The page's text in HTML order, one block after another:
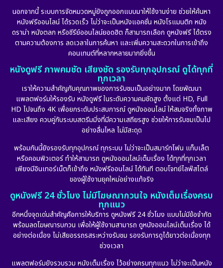
นอกจากนี้ ระบบการจัดหมวดหมู่ยังถูกออกแบบมาให้ใช้งานง่าย ช่วยให้ค้นหา
หนังฟรีออนไลน์ ได้รวดเร็ว ไม่ว่าจะเป็นหนังแอคชั่น หนังโรแมนติก หนัง
ดราม่า หนังตลก หรือซีรีย์ออนไลน์ยอดฮิต ก็สามารถเลือก ดูหนังฟรี ได้ตรง
ตามความต้องการ ลดเวลาในการค้นหา และเพิ่มความสะดวกในการเข้าถึง
คอนเทนต์ที่หลากหลายมากยิ่งขึ้น
หนังดูฟรี ภาพคมชัด เสียงชัด รองรับทุกอุปกรณ์ ดูได้ทุกที่
ทุกเวลา
เราให้ความสำคัญกับคุณภาพของการรับชมเป็นอย่างมาก โดยพัฒนา
แพลตฟอร์มให้รองรับ หนังดูฟรี ในระดับความคมชัดสูง ตั้งแต่ HD, Full
HD ไปจนถึง 4K เพื่อยกระดับประสบการณ์ ดูหนังออนไลน์ ให้สมจริงทั้งภาพ
และเสียง ควบคู่กับระบบสตรีมมิ่งที่มีความเสถียรสูง ช่วยให้การรับชมเป็นไป
อย่างลื่นไหล ไม่มีสะดุด
พร้อมกันนี้ยังรองรับทุกอุปกรณ์ ทุกระบบ ไม่ว่าจะเป็นสมาร์ทโฟน แท็บเล็ต
หรือคอมพิวเตอร์ ทำให้สามารถ ดูหนังออนไลน์เต็มเรื่อง ได้ทุกที่ทุกเวลา
เพียงมีอินเทอร์เน็ตก็เข้าถึง หนังฟรีออนไลน์ ได้ทันที ตอบโจทย์ไลฟ์สไตล์
ของผู้ใช้งานยุคใหม่อย่างแท้จริง
ดูหนังฟรี 24 ชั่วโมง ไม่มีโฆษณากวนใจ หนังเต็มเรื่องครบ
ทุกแนว
อีกหนึ่งจุดเด่นสำคัญคือการให้บริการ ดูหนังฟรี 24 ชั่วโมง แบบไม่มีข้อจำกัด
พร้อมลดโฆษณารบกวน เพื่อให้ผู้ใช้งานสามารถ ดูหนังออนไลน์เต็มเรื่อง ได้
อย่างต่อเนื่อง ไม่เสียอรรถรสระหว่างรับชม รองรับการดูได้ยาวต่อเนื่องทุก
ช่วงเวลา
แพลตฟอร์มยังรวบรวม หนังเต็มเรื่อง ไว้อย่างครบทุกแนว ไม่ว่าจะเป็นหนัง